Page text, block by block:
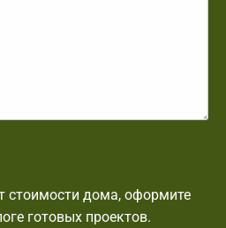
стоимости дома, оформите
готовых проектов.